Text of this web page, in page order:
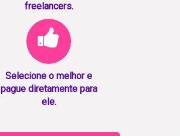
freelancers.
Selecione o melhor e
pague diretamente para
ele.